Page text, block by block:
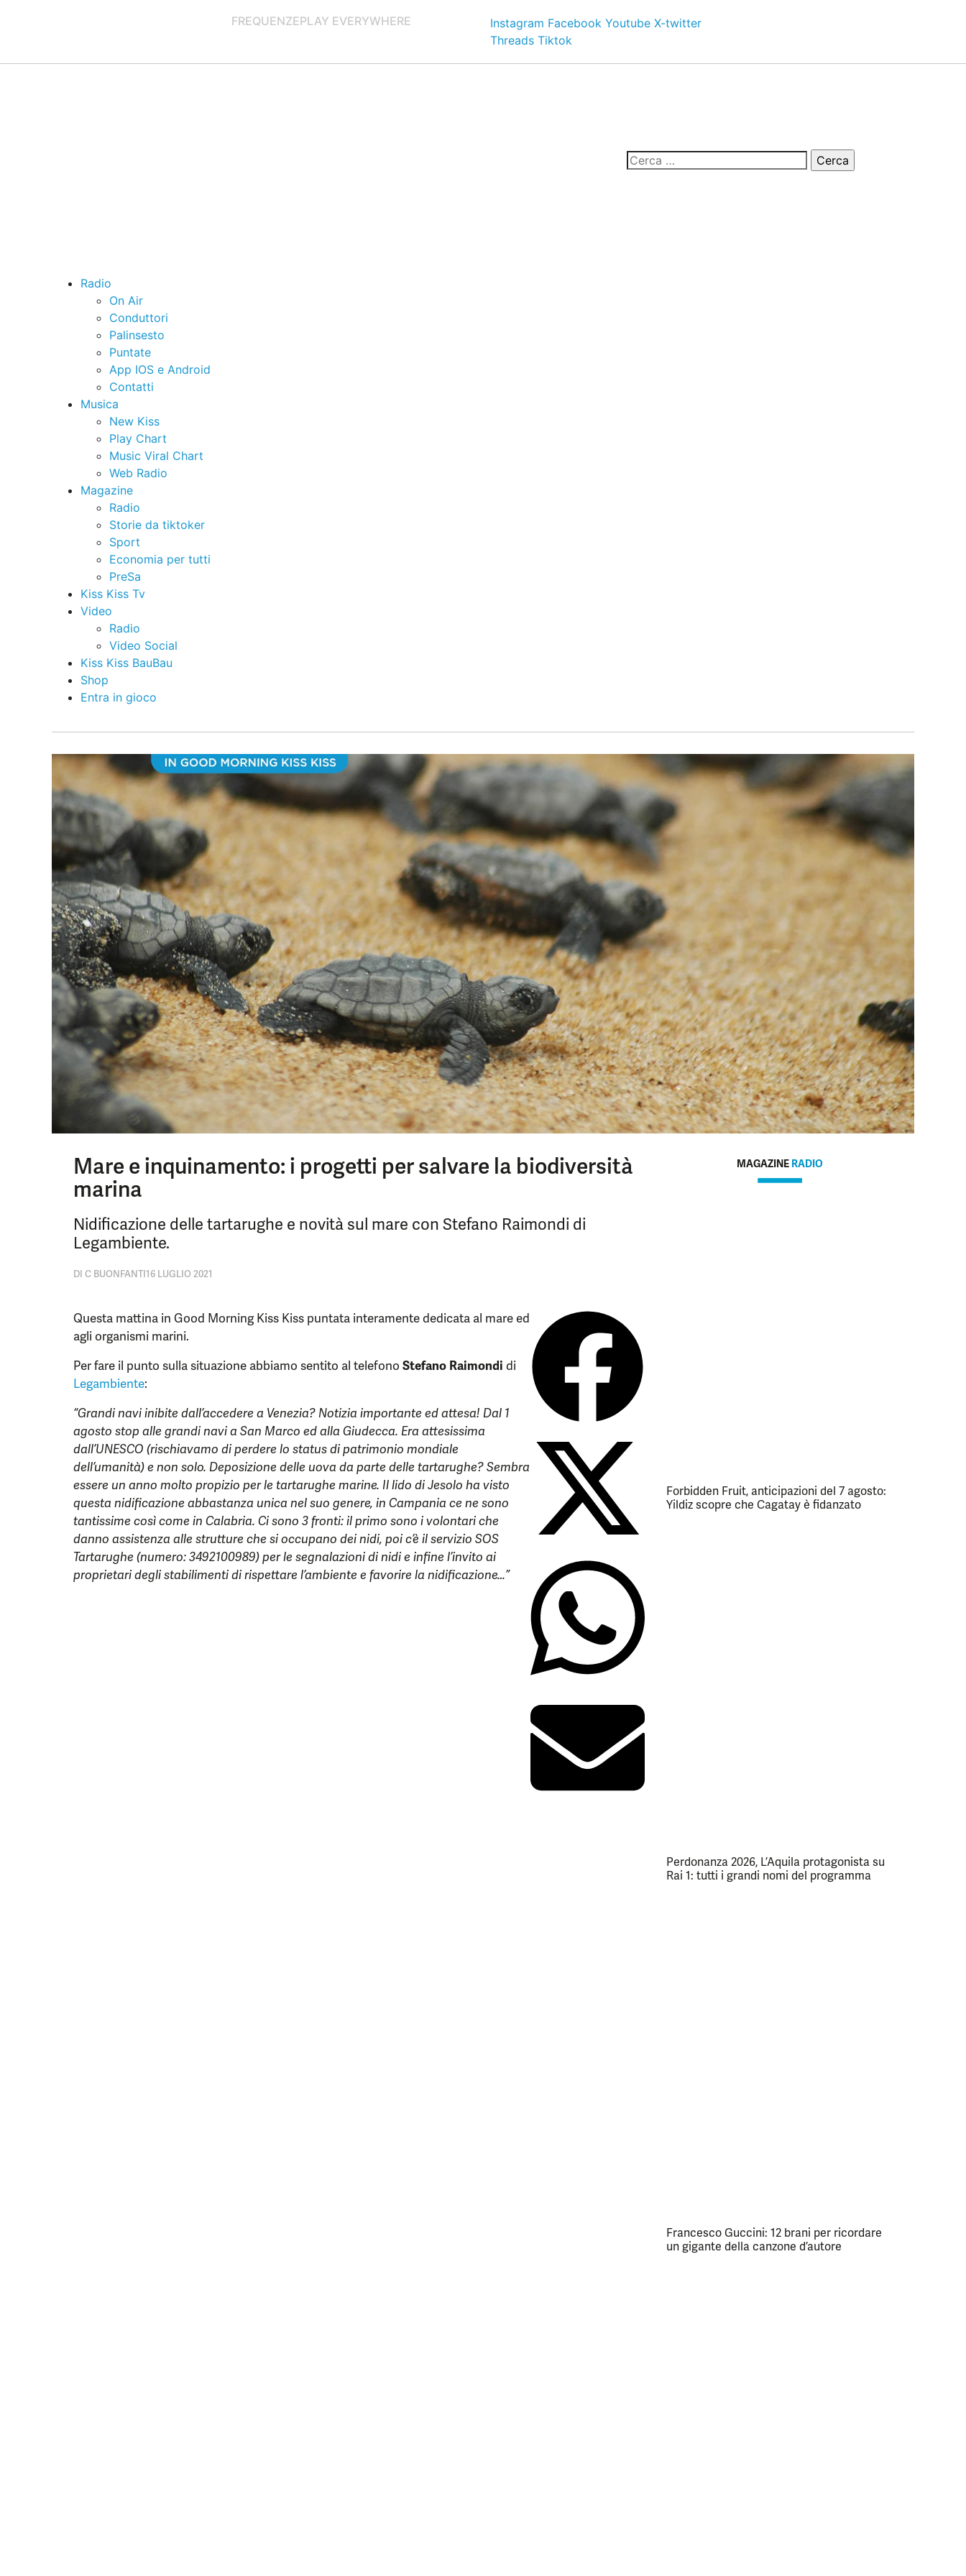
FREQUENZEPLAY EVERYWHERE Instagram Facebook Youtube X-twitter
Threads Tiktok
Radio
On Air
Conduttori
Palinsesto
Puntate
App IOS e Android
Contatti
Musica
New Kiss
Play Chart
Music Viral Chart
Web Radio
Magazine
Radio
Storie da tiktoker
Sport
Economia per tutti
PreSa
Kiss Kiss Tv
Video
Radio
Video Social
Kiss Kiss BauBau
Shop
Entra in gioco
Mare e inquinamento: i progetti per salvare la biodiversità
marina
Nidificazione delle tartarughe e novità sul mare con Stefano Raimondi di
Legambiente.
DI C BUONFANTI16 LUGLIO 2021
Questa mattina in Good Morning Kiss Kiss puntata interamente dedicata al mare ed
agli organismi marini.
Per fare il punto sulla situazione abbiamo sentito al telefono Stefano Raimondi di
Legambiente:
“Grandi navi inibite dall’accedere a Venezia? Notizia importante ed attesa! Dal 1
agosto stop alle grandi navi a San Marco ed alla Giudecca. Era attesissima
dall’UNESCO (rischiavamo di perdere lo status di patrimonio mondiale
dell’umanità) e non solo. Deposizione delle uova da parte delle tartarughe? Sembra
essere un anno molto propizio per le tartarughe marine. Il lido di Jesolo ha visto
questa nidificazione abbastanza unica nel suo genere, in Campania ce ne sono
tantissime così come in Calabria. Ci sono 3 fronti: il primo sono i volontari che
danno assistenza alle strutture che si occupano dei nidi, poi c’è il servizio SOS
Tartarughe (numero: 3492100989) per le segnalazioni di nidi e infine l’invito ai
proprietari degli stabilimenti di rispettare l’ambiente e favorire la nidificazione…”
MAGAZINE RADIO
Forbidden Fruit, anticipazioni del 7 agosto:
Yildiz scopre che Cagatay è fidanzato
Perdonanza 2026, L’Aquila protagonista su
Rai 1: tutti i grandi nomi del programma
Francesco Guccini: 12 brani per ricordare
un gigante della canzone d’autore